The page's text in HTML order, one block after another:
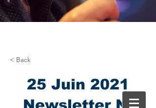
< Back
25 Juin 2021